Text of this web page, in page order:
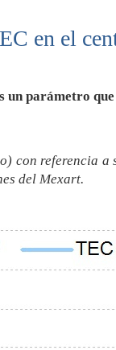
en el
un parámetro
con referencia
del Mexart.